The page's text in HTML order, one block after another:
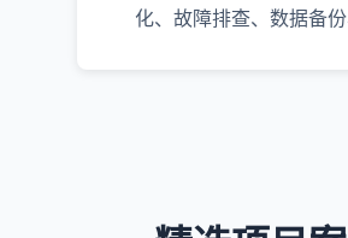
化、故障排查、数据备